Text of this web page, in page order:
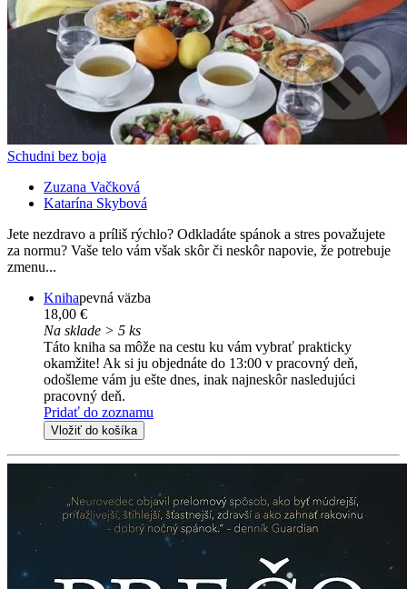
Schudni bez boja
Zuzana Vačková
Katarína Skybová
Jete nezdravo a príliš rýchlo? Odkladáte spánok a stres považujete
za normu? Vaše telo vám však skôr či neskôr napovie, že potrebuje
zmenu...
Knihapevná väzba
18,00 €
Na sklade > 5 ks
Táto kniha sa môže na cestu ku vám vybrať prakticky
okamžite! Ak si ju objednáte do 13:00 v pracovný deň,
odošleme vám ju ešte dnes, inak najneskôr nasledujúci
pracovný deň.
Pridať do zoznamu
Vložiť do košíka